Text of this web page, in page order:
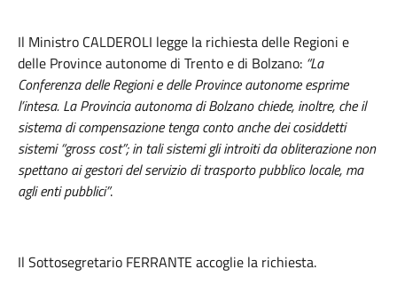
Il Ministro CALDEROLI legge la richiesta delle Regioni e
delle Province autonome di Trento e di Bolzano: “La
Conferenza delle Regioni e delle Province autonome esprime
l’intesa. La Provincia autonoma di Bolzano chiede, inoltre, che il
sistema di compensazione tenga conto anche dei cosiddetti
sistemi “gross cost”; in tali sistemi gli introiti da obliterazione non
spettano ai gestori del servizio di trasporto pubblico locale, ma
agli enti pubblici”.
Il Sottosegretario FERRANTE accoglie la richiesta.